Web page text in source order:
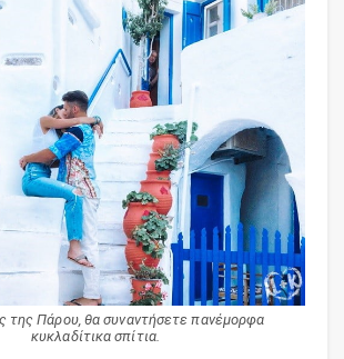
της Πάρου, θα συναντήσετε πανέμορφα
κυκλαδίτικα σπίτια.